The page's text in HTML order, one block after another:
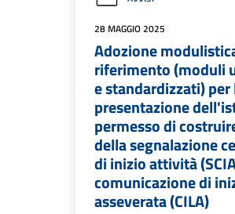
28 MAGGIO 2025
Adozione
riferimento (moduli
e standardizzati) per
presentazione
permesso di
della segnalazione
di inizio attività
comunicazione di
asseverata (CILA)